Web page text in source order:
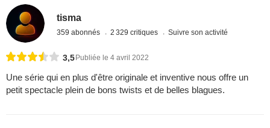
tisma
359 abonnés 2 329 critiques Suivre son activité
3,5 Publiée le 4 avril 2022
Une série qui en plus d'être originale et inventive nous offre un
petit spectacle plein de bons twists et de belles blagues.